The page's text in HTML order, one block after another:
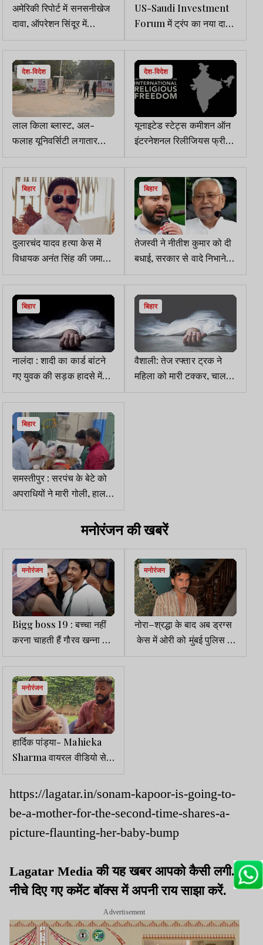
अमेरिकी रिपोर्ट में सनसनीखेज
दावा, ऑपरेशन सिंदूर में
पाकिस्तान ने भारत को हराया,
कांग्रेस ने कहा, हमारी
डिप्लोमेसी को झटका लगा
US-Saudi Investment
Forum में ट्रंप का नया दावा,
350 फीसदी टैरिफ लगाने की
धमकी पर भारत-पाकिस्तान
संघर्ष रुका
देश-विदेश
लाल किला ब्लास्ट, अल-
फलाह यूनिवर्सिटी लगातार
सुर्खियों में, 200 से ज्यादा
डॉक्टर जांच एजेंसियों के निशाने
पर
देश-विदेश
यूनाइटेड स्टेट्स कमीशन ऑन
इंटरनेशनल रिलीजियस फ्रीडम
की रिपोर्ट में फिर बाबरी मस्जिद
का मुद्दा
बिहार
दुलारचंद यादव हत्या केस में
विधायक अनंत सिंह की जमानत
याचिका खारिज
बिहार
तेजस्वी ने नीतीश कुमार को दी
बधाई, सरकार से वादे निभाने
की उम्मीद जताई
बिहार
नालंदा : शादी का कार्ड बांटने
गए युवक की सड़क हादसे में
मौत, बहनोई की हालत गंभीर
बिहार
वैशाली: तेज रफ्तार ट्रक ने
महिला को मारी टक्कर, चालक
गिरफ्तार
बिहार
समस्तीपुर : सरपंच के बेटे को
अपराधियों ने मारी गोली, हालत
नाजुक
मनोरंजन की खबरें
मनोरंजन
Bigg boss 19 : बच्चा नहीं
करना चाहती हैं गौरव खन्ना की
पत्नी आकांक्षा, बोलीं - फ्यूचर में
भी मुश्किल...
मनोरंजन
नोरा–श्रद्धा के बाद अब ड्रग्स
केस में ओरी को मुंबई पुलिस का
समन
मनोरंजन
हार्दिक पांड्या- Mahieka
Sharma वायरल वीडियो से
सगाई की अफवाहें तेज
https://lagatar.in/sonam-kapoor-is-going-to-
be-a-mother-for-the-second-time-shares-a-
picture-flaunting-her-baby-bump
Lagatar Media की यह खबर आपको कैसी लगी.
नीचे दिए गए कमेंट बॉक्स में अपनी राय साझा करें.
Advertisement